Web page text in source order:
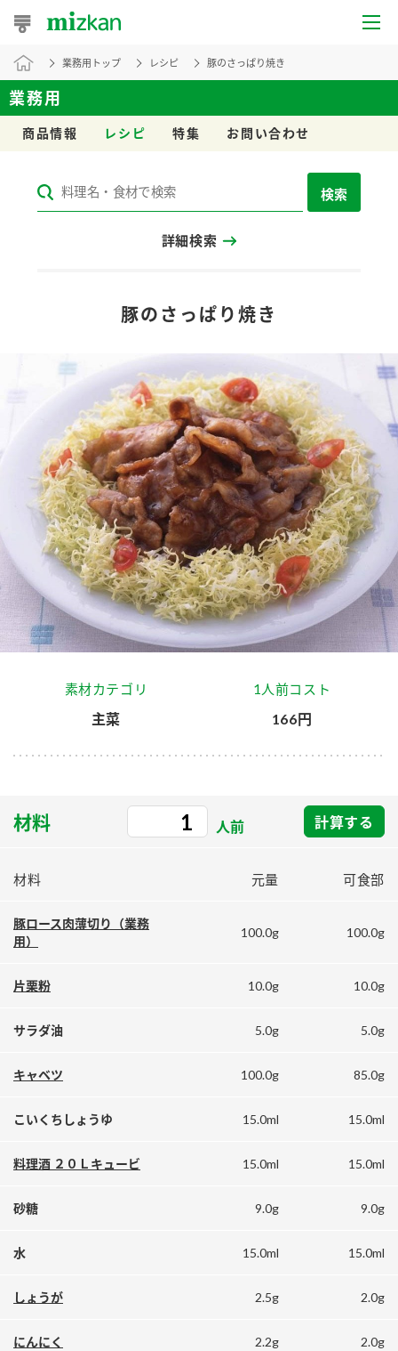
おうちレシピ
おすすめレシピ
レシピカテゴリ一覧
商品情報
商品カテゴリ
酢 調味酢
お酢ドリンク ぽん酢
みりん風・料理酒 鍋用調味料
つゆ たれ
スープ 中華
新商品一覧
キャンペーン情報
ブランド・スペシャルサイト
ブランド・スペシャルサイト トップ
商品ブランドサイト
Fibee（ファイビー）
カンタン酢
お酢ドリンク
かおりの蔵
納豆のサイト
三ツ判山吹
お酢を知ろう！
すしラボ
納豆の豆知識
人気商品 ＋ おすすめレシピ
企業情報
ミツカングループについて
企業理念
ミツカンの歴史
ミツカンを知る
水の文化センター（アーカイブ）
おいしさと健康への取り組み
お客様相談センター
業務用トップ レシピ 豚のさっぱり焼き
業務用
商品情報 レシピ 特集 お問い合わせ
検索
詳細検索
豚のさっぱり焼き
素材カテゴリ
主菜
1人前コスト
166円
材料 人前 計算する
材料 元量 可食部
豚ロース肉薄切り（業務
用）
100.0g 100.0g
片栗粉 10.0g 10.0g
サラダ油 5.0g 5.0g
キャベツ 100.0g 85.0g
こいくちしょうゆ 15.0ml 15.0ml
料理酒 ２０Ｌキュービ 15.0ml 15.0ml
砂糖 9.0g 9.0g
水 15.0ml 15.0ml
しょうが 2.5g 2.0g
にんにく 2.2g 2.0g